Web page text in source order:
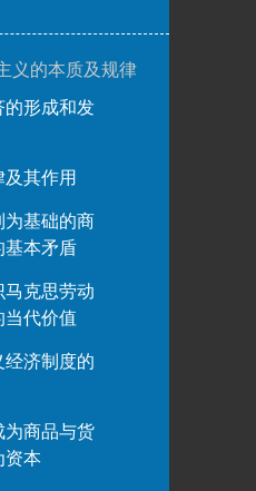
义的本质及规律
的形成和发
其作用
为基础的商
基本矛盾
马克思劳动
当代价值
经济制度的
为商品与货
资本